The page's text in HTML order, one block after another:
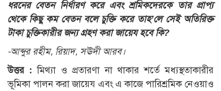
ধরনের বেতন নির্ধারণ করে এবং শ্রমিকদেরকে তার প্রাপ্য
থেকে কিছু কম বেতন বলে চুক্তি করে তাহ’লে সেই অতিরিক্ত
টাকা চুক্তিকারীর জন্য গ্রহণ করা জায়েয হবে কি?
-আব্দুর রহীম, রিয়াদ, সঊদী আরব।
উত্তর : মিথ্যা ও প্রতারণা না থাকার শর্তে মধ্যস্থতাকারীর
ভূমিকা পালন করা জায়েয এবং এ কাজে পারিশ্রমিক নেওয়াও